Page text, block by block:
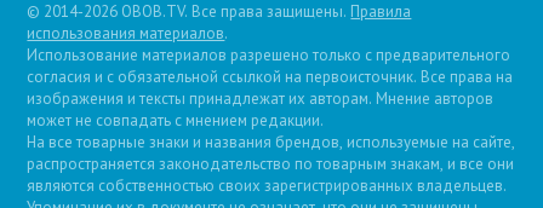
© 2014-2026 OBOB.TV. Все права защищены. Правила
использования материалов.
Использование материалов разрешено только с предварительного
согласия и с обязательной ссылкой на первоисточник. Все права на
изображения и тексты принадлежат их авторам. Мнение авторов
может не совпадать с мнением редакции.
На все товарные знаки и названия брендов, используемые на сайте,
распространяется законодательство по товарным знакам, и все они
являются собственностью своих зарегистрированных владельцев.